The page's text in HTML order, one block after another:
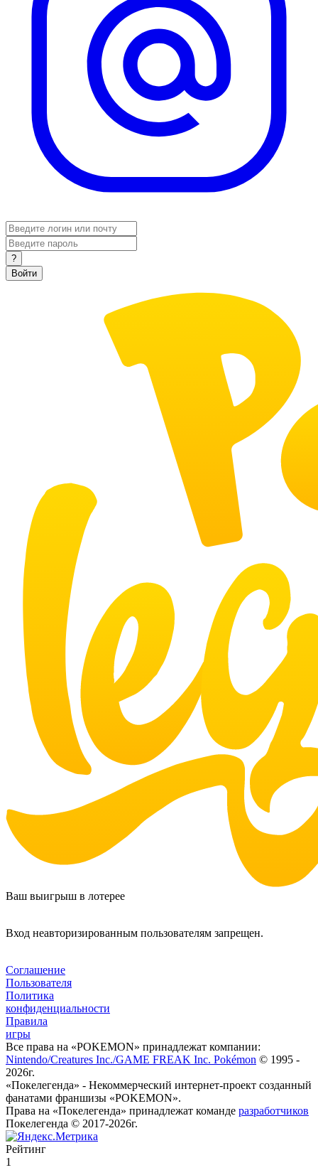
Ваш выигрыш в лотерее
Вход неавторизированным пользователям запрещен.
Соглашение
Пользователя
Политика
конфиденциальности
Правила
игры
Все права на «POKEMON» принадлежат компании:
Nintendo/Creatures Inc./GAME FREAK Inc. Pokémon © 1995 -
2026г.
«Покелегенда» - Некоммерческий интернет-проект созданный
фанатами франшизы «POKEMON».
Права на «Покелегенда» принадлежат команде разработчиков
Покелегенда © 2017-2026г.
Рейтинг
1